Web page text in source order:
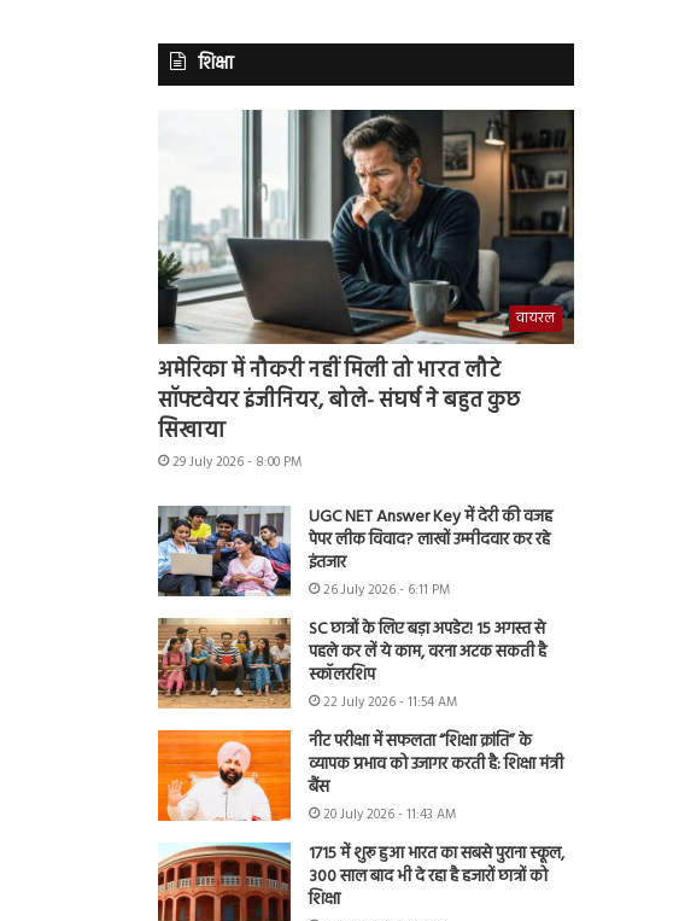
शिक्षा
वायरल
अमेरिका में नौकरी नहीं मिली तो भारत लौटे
सॉफ्टवेयर इंजीनियर, बोले- संघर्ष ने बहुत कुछ
सिखाया
29 July 2026 - 8:00 PM
UGC NET Answer Key में देरी की वजह
पेपर लीक विवाद? लाखों उम्मीदवार कर रहे
इंतजार
26 July 2026 - 6:11 PM
SC छात्रों के लिए बड़ा अपडेट! 15 अगस्त से
पहले कर लें ये काम, वरना अटक सकती है
स्कॉलरशिप
22 July 2026 - 11:54 AM
नीट परीक्षा में सफलता “शिक्षा क्रांति” के
व्यापक प्रभाव को उजागर करती है: शिक्षा मंत्री
बैंस
20 July 2026 - 11:43 AM
1715 में शुरू हुआ भारत का सबसे पुराना स्कूल,
300 साल बाद भी दे रहा है हजारों छात्रों को
शिक्षा